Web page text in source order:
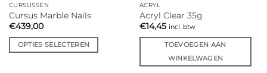
CURSUSSEN
Cursus Marble Nails
€439,00
OPTIES SELECTEREN
ACRYL
Acryl Clear 35g
€14,45 incl. btw
TOEVOEGEN AAN
WINKELWAGEN